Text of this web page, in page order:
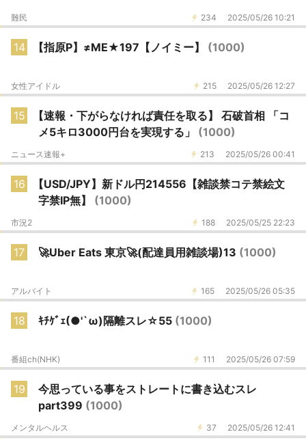
234 2025/05/26 10:21
難民
14 【指原P】≠ME★197【ノイミー】 (1000)
215 2025/05/26 12:27
女性アイドル
15
【速報・下がらなければ責任を取る】 石破首相 「コ
メ5キロ3000円台を実現する」 (1000)
213 2025/05/26 00:41
ニュース速報+
16
【USD/JPY】新ドル円214556【雑談禁コテ禁絵文
字禁IP無】 (1000)
188 2025/05/25 22:23
市況2
17 🚀Uber Eats 東京🚀(配達員用雑談場)13 (1000)
165 2025/05/26 05:35
アルバイト
18 ｷﾁｹﾞｪ(●'`ω)隔離スレ☆55 (1000)
111 2025/05/26 07:59
番組ch(NHK)
19
今思っている事をストレートに書き込むスレ
part399 (1000)
37 2025/05/26 12:41
メンタルヘルス